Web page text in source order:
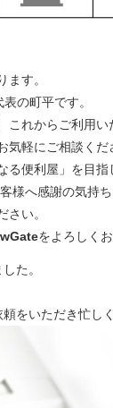
ます。
表の町平です。
これからご利用
気軽にご相談くだ
る便利屋」を目指
様へ感謝の気持
さい。
をよろしく
た。
をいただき忙し